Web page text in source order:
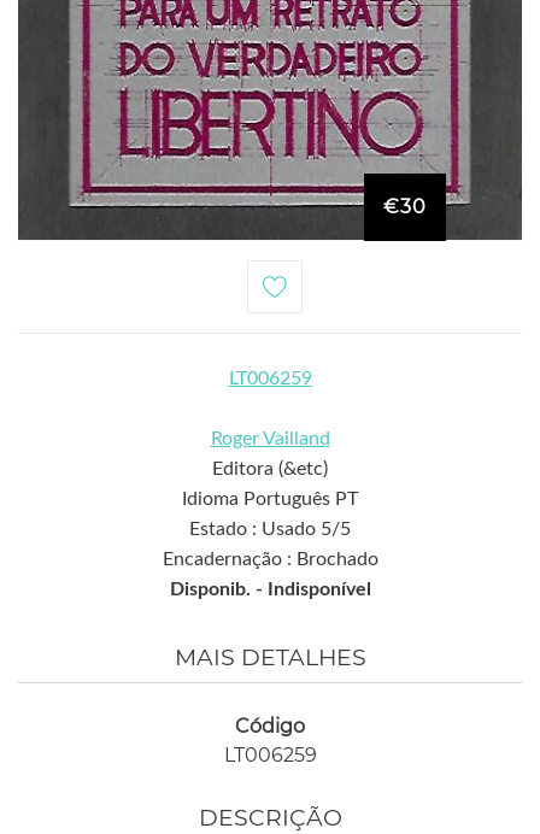
€30
LT006259
Roger Vailland
Editora (&etc)
Idioma Português PT
Estado : Usado 5/5
Encadernação : Brochado
Disponib. -
Indisponível
MAIS DETALHES
Código
LT006259
DESCRIÇÃO